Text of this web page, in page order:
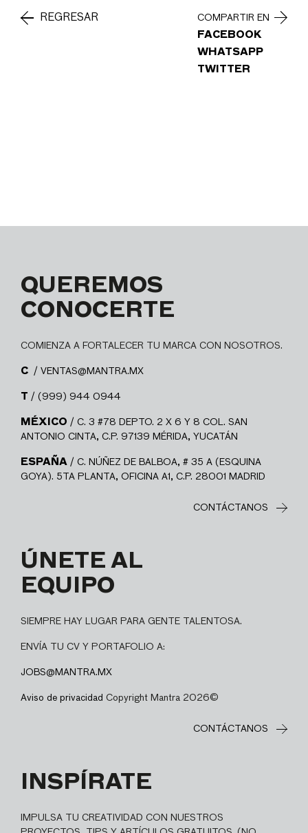
REGRESAR
COMPARTIR EN
FACEBOOK
WHATSAPP
TWITTER
QUEREMOS
CONOCERTE
COMIENZA A FORTALECER TU MARCA CON NOSOTROS.
C / VENTAS@MANTRA.MX
T / (999) 944 0944
MÉXICO / C. 3 #78 DEPTO. 2 X 6 Y 8 COL. SAN
ANTONIO CINTA, C.P. 97139 MÉRIDA, YUCATÁN
ESPAÑA / C. NÚÑEZ DE BALBOA, # 35 A (ESQUINA
GOYA). 5TA PLANTA, OFICINA A1, C.P. 28001 MADRID
CONTÁCTANOS
ÚNETE AL
EQUIPO
SIEMPRE HAY LUGAR PARA GENTE TALENTOSA.
ENVÍA TU CV Y PORTAFOLIO A:
JOBS@MANTRA.MX
Aviso de privacidad Copyright Mantra 2026©
CONTÁCTANOS
INSPÍRATE
IMPULSA TU CREATIVIDAD CON NUESTROS